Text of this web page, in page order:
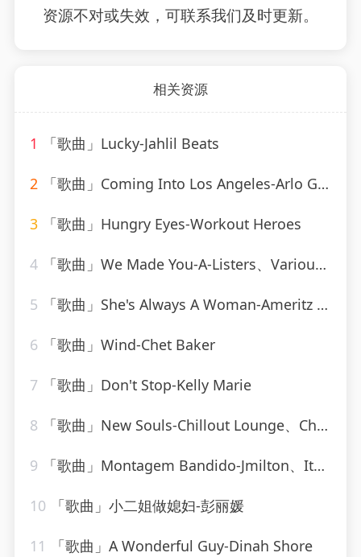
资源不对或失效，可联系我们及时更新。
相关资源
1 「歌曲」Lucky-Jahlil Beats
2 「歌曲」Coming Into Los Angeles-Arlo Guthrie、Shenandoah
3 「歌曲」Hungry Eyes-Workout Heroes
4 「歌曲」We Made You-A-Listers、Various Artists
5 「歌曲」She's Always A Woman-Ameritz - Karaoke_20260807_141559
6 「歌曲」Wind-Chet Baker
7 「歌曲」Don't Stop-Kelly Marie
8 「歌曲」New Souls-Chillout Lounge、ChillHop Beats
9 「歌曲」Montagem Bandido-Jmilton、Itamar MC_20260807_131339
10 「歌曲」小二姐做媳妇-彭丽媛
11 「歌曲」A Wonderful Guy-Dinah Shore